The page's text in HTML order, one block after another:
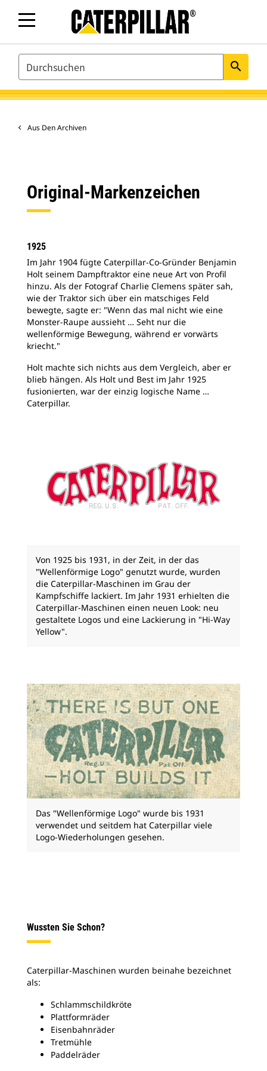
SEARCH search
Aus Den Archiven
Original-Markenzeichen
1925
Im Jahr 1904 fügte Caterpillar-Co-Gründer Benjamin
Holt seinem Dampftraktor eine neue Art von Profil
hinzu. Als der Fotograf Charlie Clemens später sah,
wie der Traktor sich über ein matschiges Feld
bewegte, sagte er: "Wenn das mal nicht wie eine
Monster-Raupe aussieht … Seht nur die
wellenförmige Bewegung, während er vorwärts
kriecht."
Holt machte sich nichts aus dem Vergleich, aber er
blieb hängen. Als Holt und Best im Jahr 1925
fusionierten, war der einzig logische Name …
Caterpillar.
Von 1925 bis 1931, in der Zeit, in der das
"Wellenförmige Logo" genutzt wurde, wurden
die Caterpillar-Maschinen im Grau der
Kampfschiffe lackiert. Im Jahr 1931 erhielten die
Caterpillar-Maschinen einen neuen Look: neu
gestaltete Logos und eine Lackierung in "Hi-Way
Yellow".
Das "Wellenförmige Logo" wurde bis 1931
verwendet und seitdem hat Caterpillar viele
Logo-Wiederholungen gesehen.
Wussten Sie Schon?
Caterpillar-Maschinen wurden beinahe bezeichnet
als:
Schlammschildkröte
Plattformräder
Eisenbahnräder
Tretmühle
Paddelräder